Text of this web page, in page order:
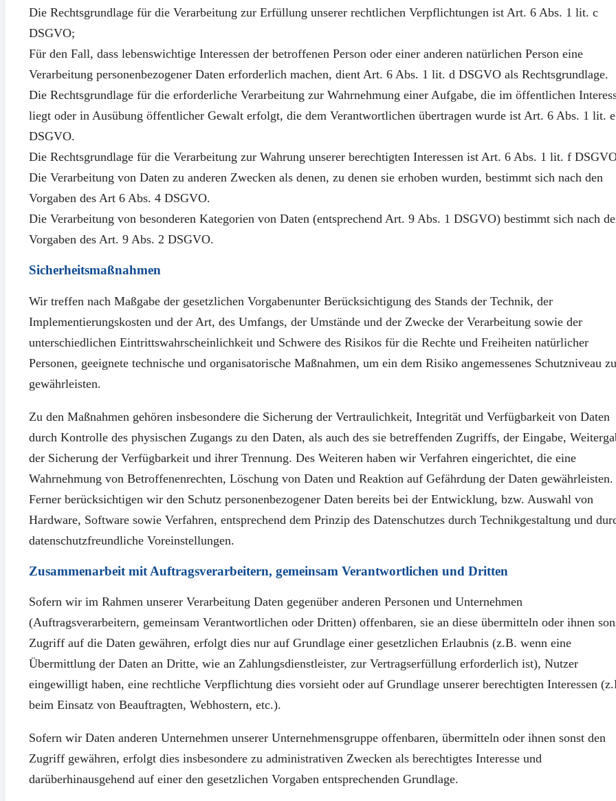
Die Rechtsgrundlage für die Verarbeitung zur Erfüllung unserer rechtlichen Verpflichtungen ist Art. 6 Abs. 1 lit. c
DSGVO;
Für den Fall, dass lebenswichtige Interessen der betroffenen Person oder einer anderen natürlichen Person eine
Verarbeitung personenbezogener Daten erforderlich machen, dient Art. 6 Abs. 1 lit. d DSGVO als Rechtsgrundlage.
Die Rechtsgrundlage für die erforderliche Verarbeitung zur Wahrnehmung einer Aufgabe, die im öffentlichen
liegt oder in Ausübung öffentlicher Gewalt erfolgt, die dem Verantwortlichen übertragen wurde ist Art. 6 Abs. 1 lit. e
DSGVO.
Die Rechtsgrundlage für die Verarbeitung zur Wahrung unserer berechtigten Interessen ist Art. 6 Abs. 1 lit. f
Die Verarbeitung von Daten zu anderen Zwecken als denen, zu denen sie erhoben wurden, bestimmt sich nach den
Vorgaben des Art 6 Abs. 4 DSGVO.
Die Verarbeitung von besonderen Kategorien von Daten (entsprechend Art. 9 Abs. 1 DSGVO) bestimmt sich nach
Vorgaben des Art. 9 Abs. 2 DSGVO.
Sicherheitsmaßnahmen
Wir treffen nach Maßgabe der gesetzlichen Vorgabenunter Berücksichtigung des Stands der Technik, der
Implementierungskosten und der Art, des Umfangs, der Umstände und der Zwecke der Verarbeitung sowie der
unterschiedlichen Eintrittswahrscheinlichkeit und Schwere des Risikos für die Rechte und Freiheiten natürlicher
Personen, geeignete technische und organisatorische Maßnahmen, um ein dem Risiko angemessenes Schutzniveau zu
gewährleisten.
Zu den Maßnahmen gehören insbesondere die Sicherung der Vertraulichkeit, Integrität und Verfügbarkeit von Daten
durch Kontrolle des physischen Zugangs zu den Daten, als auch des sie betreffenden Zugriffs, der Eingabe,
der Sicherung der Verfügbarkeit und ihrer Trennung. Des Weiteren haben wir Verfahren eingerichtet, die eine
Wahrnehmung von Betroffenenrechten, Löschung von Daten und Reaktion auf Gefährdung der Daten gewährleisten.
Ferner berücksichtigen wir den Schutz personenbezogener Daten bereits bei der Entwicklung, bzw. Auswahl von
Hardware, Software sowie Verfahren, entsprechend dem Prinzip des Datenschutzes durch Technikgestaltung und
datenschutzfreundliche Voreinstellungen.
Zusammenarbeit mit Auftragsverarbeitern, gemeinsam Verantwortlichen und Dritten
Sofern wir im Rahmen unserer Verarbeitung Daten gegenüber anderen Personen und Unternehmen
(Auftragsverarbeitern, gemeinsam Verantwortlichen oder Dritten) offenbaren, sie an diese übermitteln oder ihnen
Zugriff auf die Daten gewähren, erfolgt dies nur auf Grundlage einer gesetzlichen Erlaubnis (z.B. wenn eine
Übermittlung der Daten an Dritte, wie an Zahlungsdienstleister, zur Vertragserfüllung erforderlich ist), Nutzer
eingewilligt haben, eine rechtliche Verpflichtung dies vorsieht oder auf Grundlage unserer berechtigten Interessen
beim Einsatz von Beauftragten, Webhostern, etc.).
Sofern wir Daten anderen Unternehmen unserer Unternehmensgruppe offenbaren, übermitteln oder ihnen sonst den
Zugriff gewähren, erfolgt dies insbesondere zu administrativen Zwecken als berechtigtes Interesse und
darüberhinausgehend auf einer den gesetzlichen Vorgaben entsprechenden Grundlage.